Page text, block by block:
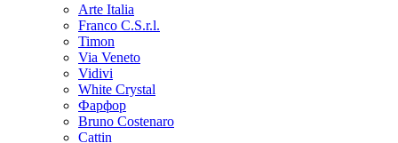
Arte Italia
Franco C.S.r.l.
Timon
Via Veneto
Vidivi
White Crystal
Фарфор
Bruno Costenaro
Cattin